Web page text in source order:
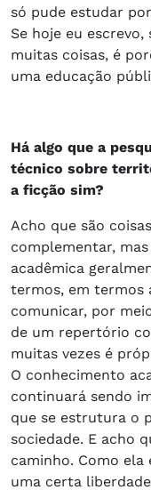
só pude estudar
Se hoje eu
muitas coisas, é
uma educação
Há algo que a
técnico sobre
a ficção sim?
Acho que são
complementar,
acadêmica
termos, em termos
comunicar, por
de um repertório
muitas vezes é
O conhecimento
continuará sendo
que se estrutura o
sociedade. E acho
caminho. Como
uma certa